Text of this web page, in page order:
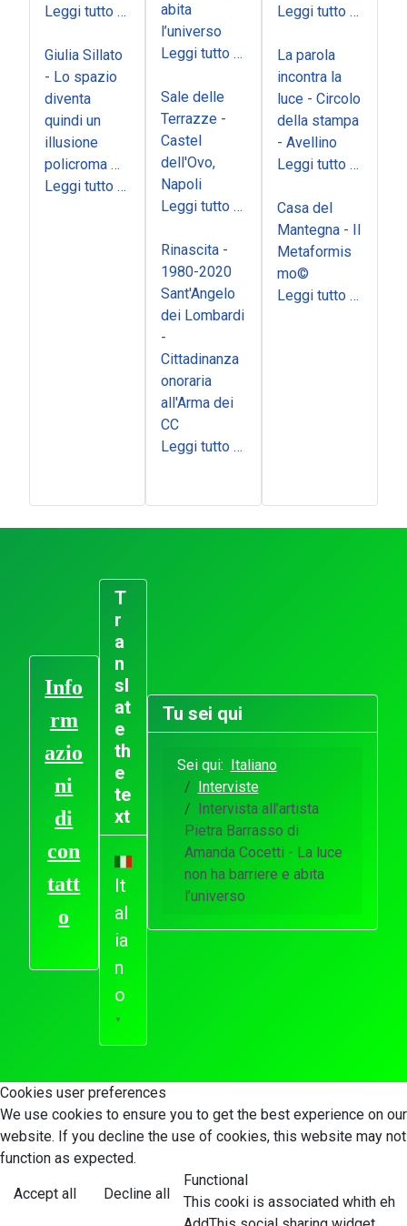
Leggi tutto …
Giulia Sillato
- Lo spazio
diventa
quindi un
illusione
policroma …
Leggi tutto …
abita
l’universo
Leggi tutto …
Sale delle
Terrazze -
Castel
dell'Ovo,
Napoli
Leggi tutto …
Rinascita -
1980-2020
Sant'Angelo
dei Lombardi
-
Cittadinanza
onoraria
all'Arma dei
CC
Leggi tutto …
Leggi tutto …
La parola
incontra la
luce - Circolo
della stampa
- Avellino
Leggi tutto …
Casa del
Mantegna - Il
Metaformis
mo©
Leggi tutto …
Info
rm
azio
ni
di
con
tatt
o
T
r
a
n
sl
at
e
th
e
te
xt
It
al
ia
n
o
▼
Tu sei qui
Sei qui: Italiano
Interviste
Intervista all’artista
Pietra Barrasso di
Amanda Cocetti - La luce
non ha barriere e abita
l’universo
Cookies user preferences
We use cookies to ensure you to get the best experience on our
website. If you decline the use of cookies, this website may not
function as expected.
Accept all Decline all
Functional
This cooki is associated whith eh